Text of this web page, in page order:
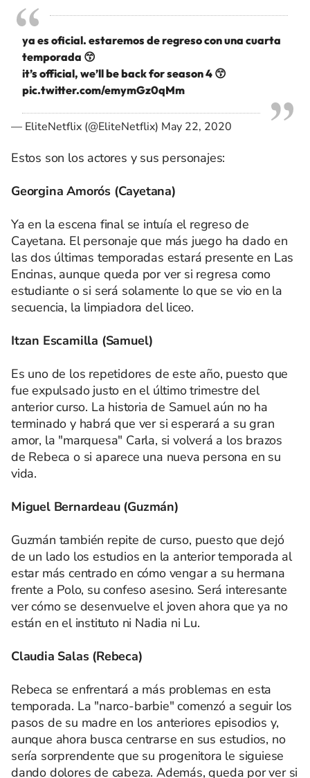
ya es oficial. estaremos de regreso con una cuarta
temporada 😙
it’s official, we’ll be back for season 4 😙
pic.twitter.com/emymGz0qMm
— EliteNetflix (@EliteNetflix) May 22, 2020
Estos son los actores y sus personajes:
Georgina Amorós (Cayetana)
Ya en la escena final se intuía el regreso de
Cayetana. El personaje que más juego ha dado en
las dos últimas temporadas estará presente en Las
Encinas, aunque queda por ver si regresa como
estudiante o si será solamente lo que se vio en la
secuencia, la limpiadora del liceo.
Itzan Escamilla (Samuel)
Es uno de los repetidores de este año, puesto que
fue expulsado justo en el último trimestre del
anterior curso. La historia de Samuel aún no ha
terminado y habrá que ver si esperará a su gran
amor, la "marquesa" Carla, si volverá a los brazos
de Rebeca o si aparece una nueva persona en su
vida.
Miguel Bernardeau (Guzmán)
Guzmán también repite de curso, puesto que dejó
de un lado los estudios en la anterior temporada al
estar más centrado en cómo vengar a su hermana
frente a Polo, su confeso asesino. Será interesante
ver cómo se desenvuelve el joven ahora que ya no
están en el instituto ni Nadia ni Lu.
Claudia Salas (Rebeca)
Rebeca se enfrentará a más problemas en esta
temporada. La "narco-barbie" comenzó a seguir los
pasos de su madre en los anteriores episodios y,
aunque ahora busca centrarse en sus estudios, no
sería sorprendente que su progenitora le siguiese
dando dolores de cabeza. Además, queda por ver si